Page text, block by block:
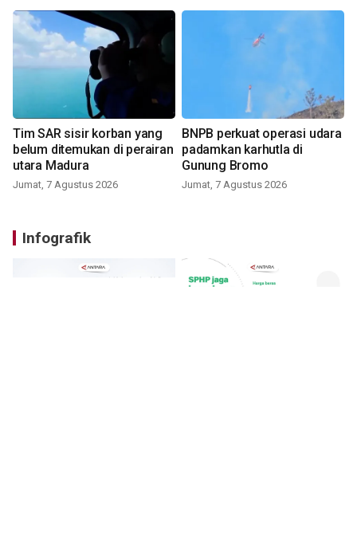
Tim SAR sisir korban yang
belum ditemukan di perairan
utara Madura
Jumat, 7 Agustus 2026
BNPB perkuat operasi udara
padamkan karhutla di
Gunung Bromo
Jumat, 7 Agustus 2026
Infografik